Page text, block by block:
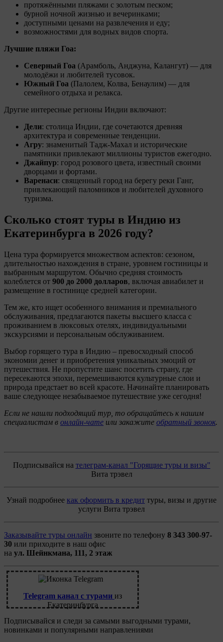
протяжёнными пляжами с золотым песком;
бурной ночной жизнью и вечеринками;
доступными ценами на развлечения и еду;
возможностями для водных видов спорта.
Лучшие пляжи Гоа:
Северный Гоа (Арамболь, Анджуна, Калангут) — для
молодёжи и любителей тусовок.
Южный Гоа (Палолем, Колва, Бенаулим) — для
семейного отдыха и релакса.
Другие интересные регионы Индии включают:
Дели: столица Индии, где сочетаются древняя
архитектура и современные тенденции.
Агру: знаменитый Тадж-Махал и исторические
памятники привлекают миллионы туристов ежегодно.
Джайпур: город розового цвета, известный своими
дворцами и фортами.
Варенаси: священный город на берегу реки Ганг,
привлекающий паломников и любителей духовного
туризма.
Сколько стоят туры в Индию из
Екатеринбурга в 2026 году?
Цена тура формируется множеством аспектов: сезоном,
длительностью нахождения в стране, уровнем гостиницы и
выбранным маршрутом. Обычно средняя стоимость
колеблется от 900 до 2000 долларов, включая авиабилет и
размещение в гостинице средней категории.
Тем же, кто ищет особенного внимания и премиального
обслуживания, предлагаются пакеты высшего класса с
проживанием в люксовых отелях, индивидуальными
экскурсиями и персональным обслуживанием.
Выбор горящего тура в Индию – превосходный способ
экономии денег и приобретения уникальных эмоций от
путешествия. Не пропустите шанс посетить страну, где
пересекаются эпохи, перемешиваются культурные слои и
природа предстает во всей красоте. Начинайте планировать
ваше следующее незабываемое путешествие уже сегодня!
Если не нашли подходящий тур, то обращайтесь к нашим
специалистам в онлайн-чате или закажите обратный звонок.
Подписывайся на телеграм-канал "Горящие туры и визы"
Вита трэвел
Узнай подробнее как оформить в кредит туры, визы и другие
услуги Вита трэвел
Заказывайте туры онлайн звоните по телефону 8 343 300-97-
30 или приходите в наш офис
на ул. Шейнкмана, 111, 2 этаж
Telegram канал с турами из
Екатеринбурга
Подписывайся и следи за самыми выгодными турами,
новинками и популярными направлениями